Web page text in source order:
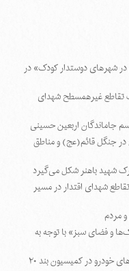
شهرهای دوستدار کودک» در
تقاطع غیرهمسطح شهدای
جنگل قائم(عج) و مناطق
شهید باهنر شکل می‌گیرد
شهدای اقتدار در مسیر
مردم
و فضای سبز» با توجه به
خودرو در کمیسیون بند ۲۰